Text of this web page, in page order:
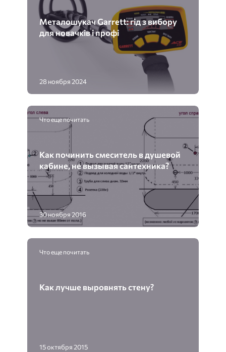
Металошукач Garrett: гід з вибору
для новачків і профі
28 ноября 2024
Что еще почитать
Как починить смеситель в душевой
кабине, не вызывая сантехника?
30 ноября 2016
Что еще почитать
Как лучше выровнять стену?
15 октября 2015